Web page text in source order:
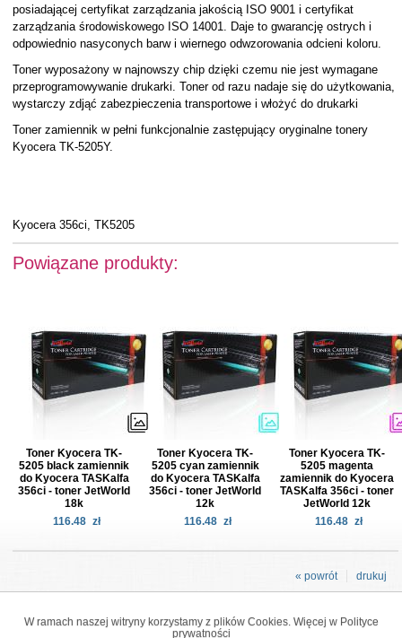
posiadającej certyfikat zarządzania jakością ISO 9001 i certyfikat
zarządzania środowiskowego ISO 14001. Daje to gwarancję ostrych i
odpowiednio nasyconych barw i wiernego odwzorowania odcieni koloru.
Toner wyposażony w najnowszy chip dzięki czemu nie jest wymagane
przeprogramowywanie drukarki. Toner od razu nadaje się do użytkowania,
wystarczy zdjąć zabezpieczenia transportowe i włożyć do drukarki
Toner zamiennik w pełni funkcjonalnie zastępujący oryginalne tonery
Kyocera TK-5205Y.
Kyocera 356ci, TK5205
Powiązane produkty:
Toner Kyocera TK-
5205 black zamiennik
do Kyocera TASKalfa
356ci - toner JetWorld
18k
116.48 zł
Toner Kyocera TK-
5205 cyan zamiennik
do Kyocera TASKalfa
356ci - toner JetWorld
12k
116.48 zł
Toner Kyocera TK-
5205 magenta
zamiennik do Kyocera
TASKalfa 356ci - toner
JetWorld 12k
116.48 zł
drukuj
« powrót
W ramach naszej witryny korzystamy z plików Cookies. Więcej w Polityce
prywatności